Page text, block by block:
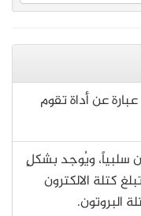
عن أداة تقوم
ويُوجد بشكلٍ
كتلة الالكترون